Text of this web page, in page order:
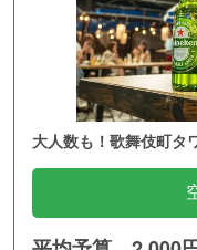
大人数も！歌舞伎町タ